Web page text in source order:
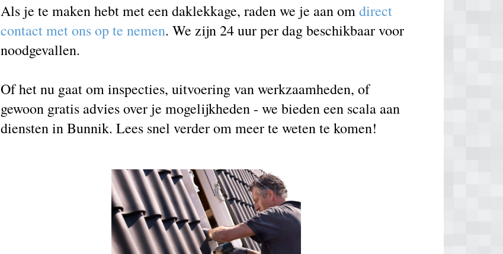
Als je te maken hebt met een daklekkage, raden we je aan omdirect
contact met ons op te nemen. We zijn 24 uur per dag beschikbaar voor
noodgevallen.
Of het nu gaat om inspecties, uitvoering van werkzaamheden, of
gewoon gratis advies over je mogelijkheden - we bieden een scala aan
diensten in Bunnik. Lees snel verder om meer te weten te komen!